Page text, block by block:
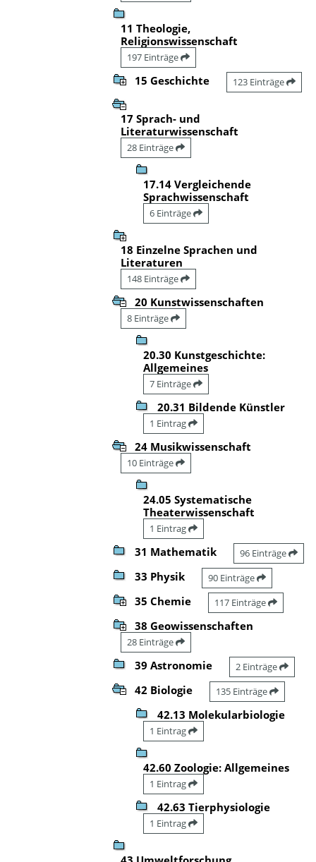
11 Theologie,
Religionswissenschaft
197 Einträge
15 Geschichte 123 Einträge
17 Sprach- und
Literaturwissenschaft
28 Einträge
17.14 Vergleichende
Sprachwissenschaft
6 Einträge
18 Einzelne Sprachen und
Literaturen
148 Einträge
20 Kunstwissenschaften
8 Einträge
20.30 Kunstgeschichte:
Allgemeines
7 Einträge
20.31 Bildende Künstler
1 Eintrag
24 Musikwissenschaft
10 Einträge
24.05 Systematische
Theaterwissenschaft
1 Eintrag
31 Mathematik 96 Einträge
33 Physik 90 Einträge
35 Chemie 117 Einträge
38 Geowissenschaften
28 Einträge
39 Astronomie 2 Einträge
42 Biologie 135 Einträge
42.13 Molekularbiologie
1 Eintrag
42.60 Zoologie: Allgemeines
1 Eintrag
42.63 Tierphysiologie
1 Eintrag